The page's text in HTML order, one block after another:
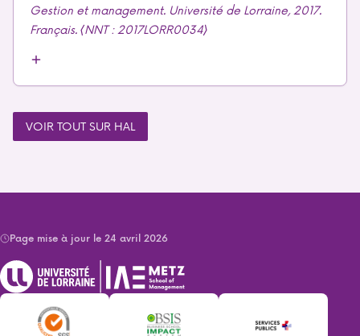
Gestion et management. Université de Lorraine, 2017.
Français. ⟨NNT : 2017LORR0034⟩
VOIR TOUT SUR HAL
Page mise à jour le 24 avril 2026